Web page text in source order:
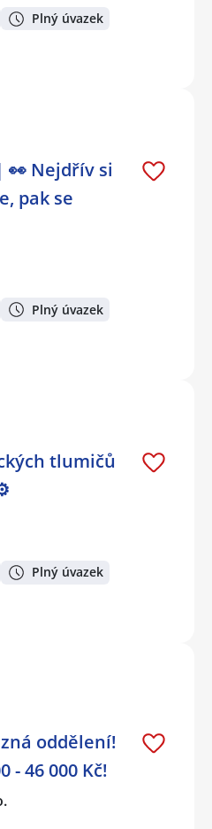
Plný úvazek
Nejdřív si
pak se
Plný úvazek
tlumičů
Plný úvazek
oddělení!
- 46 000 Kč!